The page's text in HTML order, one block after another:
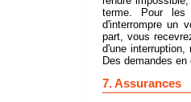
terme. Pour
d'interrompre un
part, vous
d'une
Des demandes
7. Assurances